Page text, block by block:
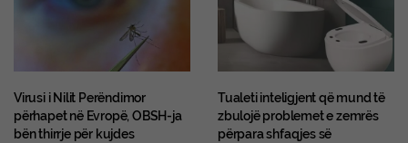
Virusi i Nilit Perëndimor
përhapet në Evropë, OBSH-ja
bën thirrje për kujdes
Tualeti inteligjent që mund të
zbulojë problemet e zemrës
përpara shfaqjes së